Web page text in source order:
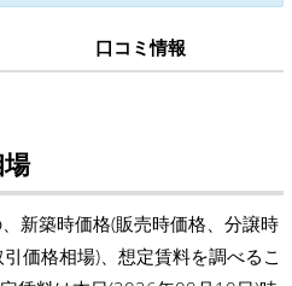
口コミ情報
、新築時価格(販売時価格、分譲時
価格相場)、想定賃料を調べるこ